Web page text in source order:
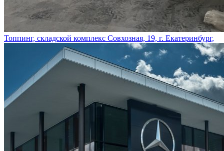
Топпинг, складской комплекс Совхозная, 19, г. Екатеринбург,